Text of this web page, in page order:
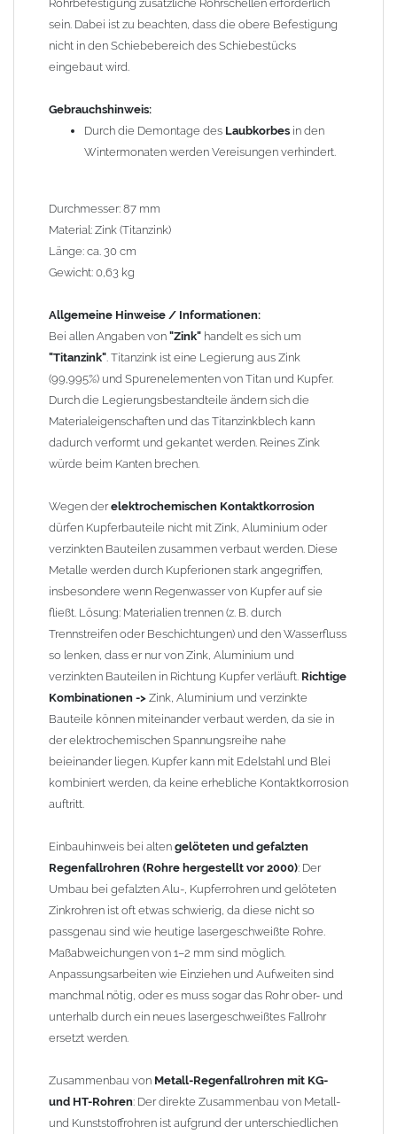
Kombinationen ->Zink, Aluminium und verzinkte Bauteile
können miteinander verbaut werden, da sie in der
elektrochemischen Spannungsreihe nahe beieinander liegen.
Kupfer kann mit Edelstahl und Blei kombiniert werden, da keine
Einbauhinweis bei altengelöteten und gefalzten
Regenfallrohren (Rohre hergestellt vor 2000): Der Umbau bei
gefalzten Alu-, Kupferrohren und gelöteten Zinkrohren ist oft
etwas schwierig, da diese nicht so passgenau sind wie heutige
lasergeschweißte Rohre. Maßabweichungen von 1–2 mm sind
möglich. Anpassungsarbeiten wie Einziehen und Aufweiten sind
manchmal nötig, oder es muss sogar das Rohr ober- und
werden.
Zusammenbau vonMetall-Regenfallrohren mit KG- und HT-
Rohren: Der direkte Zusammenbau von Metall- und
Kunststoffrohren ist aufgrund der unterschiedlichen
Wandstärken nur eingeschränkt möglich. Zu diesem Zweck
führen wir einige Adapter in unserem Sortiment. Bei Fragen
stehen wir Ihnen gern zur Verfügung.
Rohrbefestigung zusätzliche Rohrschellen erforderlich
sein. Dabei ist zu beachten, dass die obere Befestigung
nicht in den Schiebebereich des Schiebestücks
eingebaut wird.
Gebrauchshinweis:
Durch die Demontage des Laubkorbes in den
Wintermonaten werden Vereisungen verhindert.
Durchmesser: 87 mm
Material: Zink (Titanzink)
Länge: ca. 30 cm
Gewicht: 0,63 kg
Allgemeine Hinweise / Informationen:
Bei allen Angaben von "Zink" handelt es sich um
"Titanzink". Titanzink ist eine Legierung aus Zink
(99,995%) und Spurenelementen von Titan und Kupfer.
Durch die Legierungsbestandteile ändern sich die
Materialeigenschaften und das Titanzinkblech kann
dadurch verformt und gekantet werden. Reines Zink
würde beim Kanten brechen.
Wegen derelektrochemischen Kontaktkorrosion
dürfen Kupferbauteile nicht mit Zink, Aluminium oder
verzinkten Bauteilen zusammen verbaut werden. Diese
Metalle werden durch Kupferionen stark angegriffen,
insbesondere wenn Regenwasser von Kupfer auf sie
fließt. Lösung: Materialien trennen (z. B. durch
Trennstreifen oder Beschichtungen) und den Wasserfluss
so lenken, dass er nur von Zink, Aluminium und
verzinkten Bauteilen in Richtung Kupfer verläuft. Richtige
Kombinationen -> Zink, Aluminium und verzinkte
Bauteile können miteinander verbaut werden, da sie in
der elektrochemischen Spannungsreihe nahe
beieinander liegen. Kupfer kann mit Edelstahl und Blei
kombiniert werden, da keine erhebliche Kontaktkorrosion
auftritt.
Einbauhinweis bei alten gelöteten und gefalzten
Regenfallrohren (Rohre hergestellt vor 2000): Der
Umbau bei gefalzten Alu-, Kupferrohren und gelöteten
Zinkrohren ist oft etwas schwierig, da diese nicht so
passgenau sind wie heutige lasergeschweißte Rohre.
Maßabweichungen von 1–2 mm sind möglich.
Anpassungsarbeiten wie Einziehen und Aufweiten sind
manchmal nötig, oder es muss sogar das Rohr ober- und
unterhalb durch ein neues lasergeschweißtes Fallrohr
ersetzt werden.
Zusammenbau von Metall-Regenfallrohren mit KG-
und HT-Rohren: Der direkte Zusammenbau von Metall-
und Kunststoffrohren ist aufgrund der unterschiedlichen